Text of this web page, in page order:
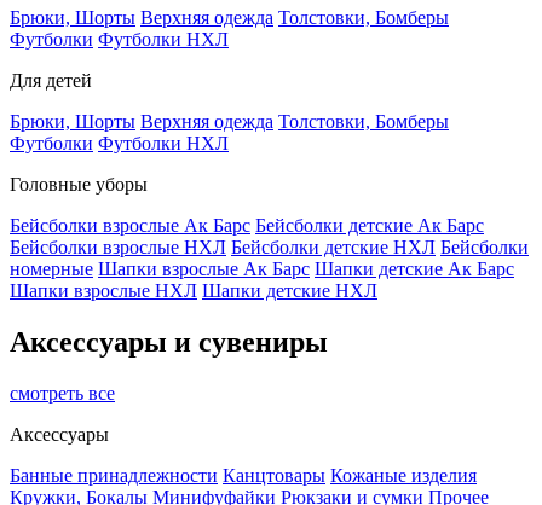
Брюки, Шорты Верхняя одежда Толстовки, Бомберы
Футболки Футболки НХЛ
Для детей
Брюки, Шорты Верхняя одежда Толстовки, Бомберы
Футболки Футболки НХЛ
Головные уборы
Бейсболки взрослые Ак Барс Бейсболки детские Ак Барс
Бейсболки взрослые НХЛ Бейсболки детские НХЛ Бейсболки
номерные Шапки взрослые Ак Барс Шапки детские Ак Барс
Шапки взрослые НХЛ Шапки детские НХЛ
Аксессуары и сувениры
смотреть все
Аксессуары
Банные принадлежности Канцтовары Кожаные изделия
Кружки, Бокалы Минифуфайки Рюкзаки и сумки Прочее